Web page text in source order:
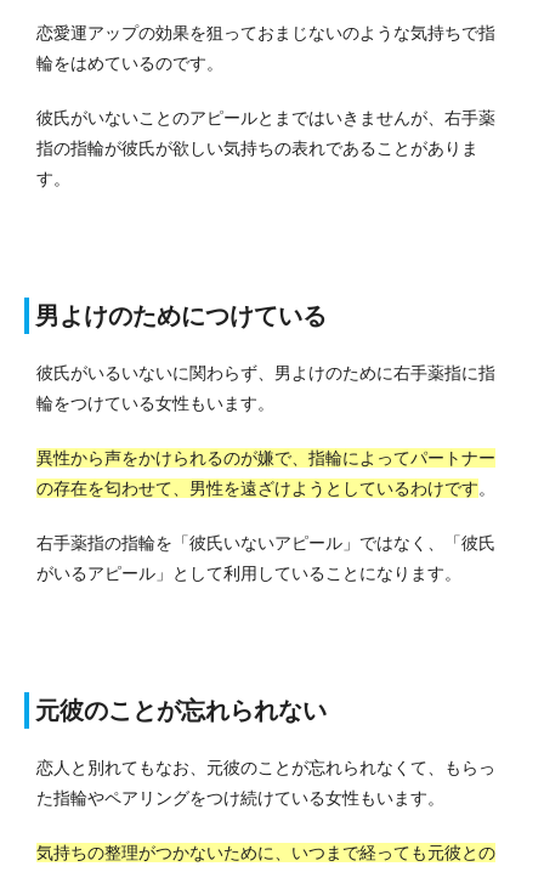
恋愛運アップの効果を狙っておまじないのような気持ちで指
輪をはめているのです。
彼氏がいないことのアピールとまではいきませんが、右手薬
指の指輪が彼氏が欲しい気持ちの表れであることがありま
す。
男よけのためにつけている
彼氏がいるいないに関わらず、男よけのために右手薬指に指
輪をつけている女性もいます。
異性から声をかけられるのが嫌で、指輪によってパートナー
の存在を匂わせて、男性を遠ざけようとしているわけです。
右手薬指の指輪を「彼氏いないアピール」ではなく、「彼氏
がいるアピール」として利用していることになります。
元彼のことが忘れられない
恋人と別れてもなお、元彼のことが忘れられなくて、もらっ
た指輪やペアリングをつけ続けている女性もいます。
気持ちの整理がつかないために、いつまで経っても元彼との